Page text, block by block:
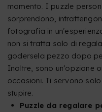
momento. I puzzle
sorprendono,
fotografia in
non si tratta solo di
godersela pezzo dopo
Inoltre, sono un'opzione
occasioni. Ti servono
stupire.
Puzzle da regalare